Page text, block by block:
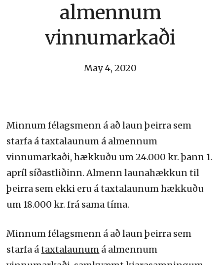
almennum
vinnumarkaði
May 4, 2020
Minnum félagsmenn á að laun þeirra sem
starfa á taxtalaunum á almennum
vinnumarkaði, hækkuðu um 24.000 kr. þann 1.
apríl síðastliðinn. Almenn launahækkun til
þeirra sem ekki eru á taxtalaunum hækkuðu
um 18.000 kr. frá sama tíma.
Minnum félagsmenn á að laun þeirra sem
starfa átaxtalaunum á almennum